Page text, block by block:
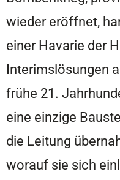
wieder eröffnet,
einer Havarie der
Interimslösungen
frühe 21.
eine einzige
die Leitung
worauf sie sich